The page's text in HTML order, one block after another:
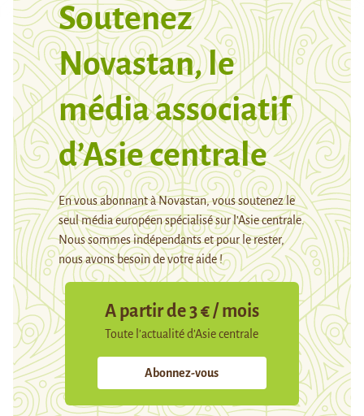
Soutenez
Novastan, le
média associatif
d’Asie centrale
En vous abonnant à Novastan, vous soutenez le
seul média européen spécialisé sur l’Asie centrale.
Nous sommes indépendants et pour le rester,
nous avons besoin de votre aide !
A partir de 3 € / mois
Toute l’actualité d’Asie centrale
Abonnez-vous